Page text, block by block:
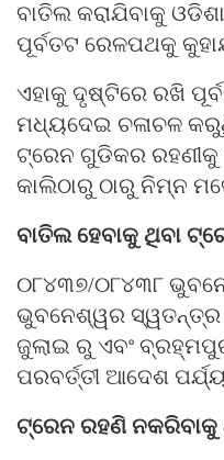
ବାତିଲ କରାଯିବାକୁ
ପୂର୍ବତଟ ରେଳପଥକୁ
ଏହାକୁ ଦୃଷ୍ଟିରେ ରଖି
ମଧ୍ୟଦେଇ ଚଳାଚଳ
ଟ୍ରେନ ଗୁଡିକର ରହଣୀକୁ
କାଲିଠାରୁ ଠାରୁ ନିମ୍ନ
ବାତିଲ ହେବାକୁ ଥିବା
୦୮୪୩୭/୦୮୪୩୮
ଭୁବନେଶ୍ୱର ସ୍ୱତନ୍ତ୍ର
ଜୁଲାଇ ରୁ ଏବଂ
ପରବର୍ତ୍ତୀ ଆଦେଶ
ଟ୍ରେନ ରହଣି ନକରିବାକୁ